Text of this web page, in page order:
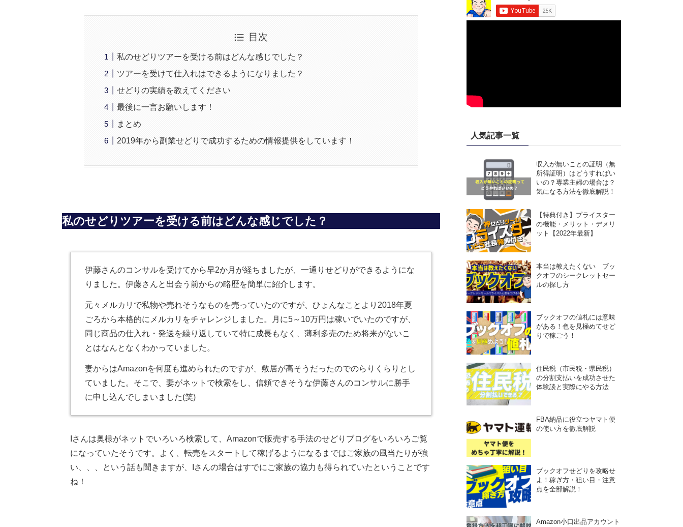
目次
私のせどりツアーを受ける前はどんな感じでした？
ツアーを受けて仕入れはできるようになりました？
せどりの実績を教えてください
最後に一言お願いします！
まとめ
2019年から副業せどりで成功するための情報提供をしています！
私のせどりツアーを受ける前はどんな感じでした？
伊藤さんのコンサルを受けてから早2か月が経ちましたが、一通りせどりができるようにな
りました。伊藤さんと出会う前からの略歴を簡単に紹介します。
元々メルカリで私物や売れそうなものを売っていたのですが、ひょんなことより2018年夏
ごろから本格的にメルカリをチャレンジしました。月に5～10万円は稼いでいたのですが、
同じ商品の仕入れ・発送を繰り返していて特に成長もなく、薄利多売のため将来がないこ
とはなんとなくわかっていました。
妻からはAmazonを何度も進められたのですが、敷居が高そうだったのでのらりくらりとし
ていました。そこで、妻がネットで検索をし、信頼できそうな伊藤さんのコンサルに勝手
に申し込んでしまいました(笑)
Iさんは奥様がネットでいろいろ検索して、Amazonで販売する手法のせどりブログをいろいろご覧
になっていたそうです。よく、転売をスタートして稼げるようになるまではご家族の風当たりが強
い、、、という話も聞きますが、Iさんの場合はすでにご家族の協力も得られていたということです
ね！
人気記事一覧
収入が無いことの証明（無
所得証明）はどうすればい
いの？専業主婦の場合は？
気になる方法を徹底解説！
【特典付き】プライスター
の機能・メリット・デメリ
ット【2022年最新】
本当は教えたくない ブッ
クオフのシークレットセー
ルの探し方
ブックオフの値札には意味
がある！色を見極めてせど
りで稼ごう！
住民税（市民税・県民税）
の分割支払いを成功させた
体験談と実際にやる方法
FBA納品に役立つヤマト便
の使い方を徹底解説
ブックオフせどりを攻略せ
よ！稼ぎ方・狙い目・注意
点を全部解説！
Amazon小口出品アカウント